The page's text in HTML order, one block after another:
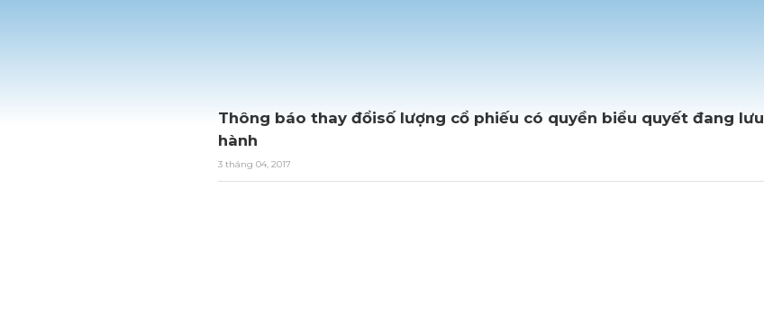
Thông báo thay đổisố lượng cổ phiếu có quyền biểu quyết đang lưu
hành
3 tháng 04, 2017